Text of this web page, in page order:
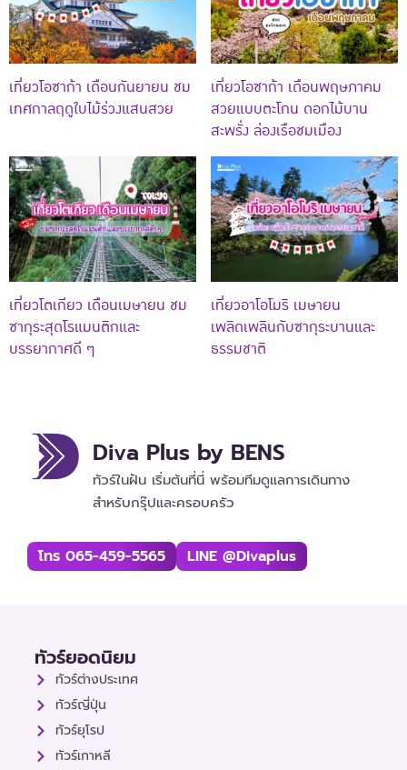
เที่ยวโอซาก้า เดือนกันยายน ชม
เทศกาลฤดูใบไม้ร่วงแสนสวย
เที่ยวโอซาก้า เดือนพฤษภาคม
สวยแบบตะโกน ดอกไม้บาน
สะพรั่ง ล่องเรือชมเมือง
เที่ยวโตเกียว เดือนเมษายน ชม
ซากุระสุดโรแมนติกและ
บรรยากาศดี ๆ
เที่ยวอาโอโมริ เมษายน
เพลิดเพลินกับซากุระบานและ
ธรรมชาติ
Diva Plus by BENS
ทัวร์ในฝัน เริ่มต้นที่นี่ พร้อมทีมดูแลการเดินทาง
สำหรับกรุ๊ปและครอบครัว
โทร 065-459-5565 LINE @divaplus
ทัวร์ยอดนิยม
ทัวร์ต่างประเทศ
ทัวร์ญี่ปุ่น
ทัวร์ยุโรป
ทัวร์เกาหลี